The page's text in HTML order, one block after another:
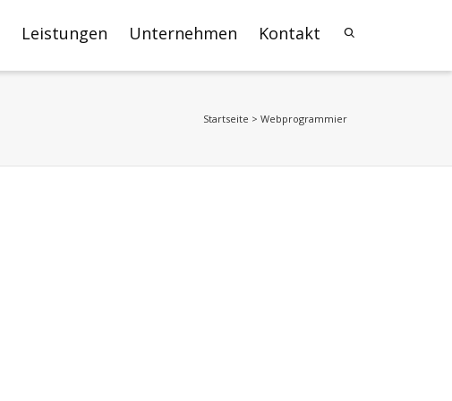
Leistungen Unternehmen Kontakt
Startseite > Webprogrammier